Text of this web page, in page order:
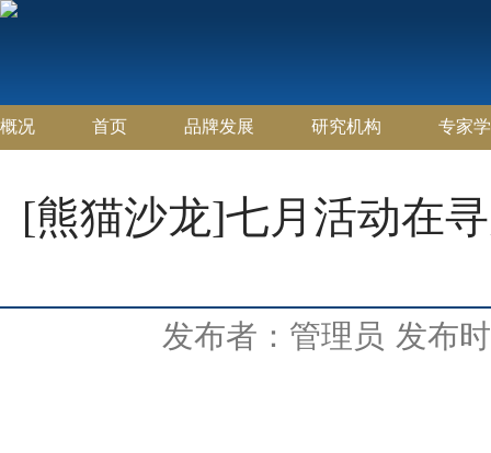
概况 首页 品牌发展 研究机构 专家
[熊猫沙龙]七月活动在
发布者：管理员 发布